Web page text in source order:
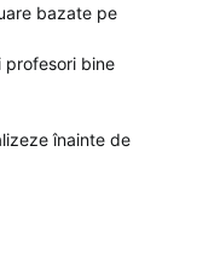
bazate pe
profesori bine
înainte de